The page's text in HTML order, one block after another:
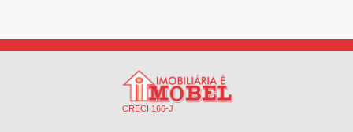
CRECI 166-J